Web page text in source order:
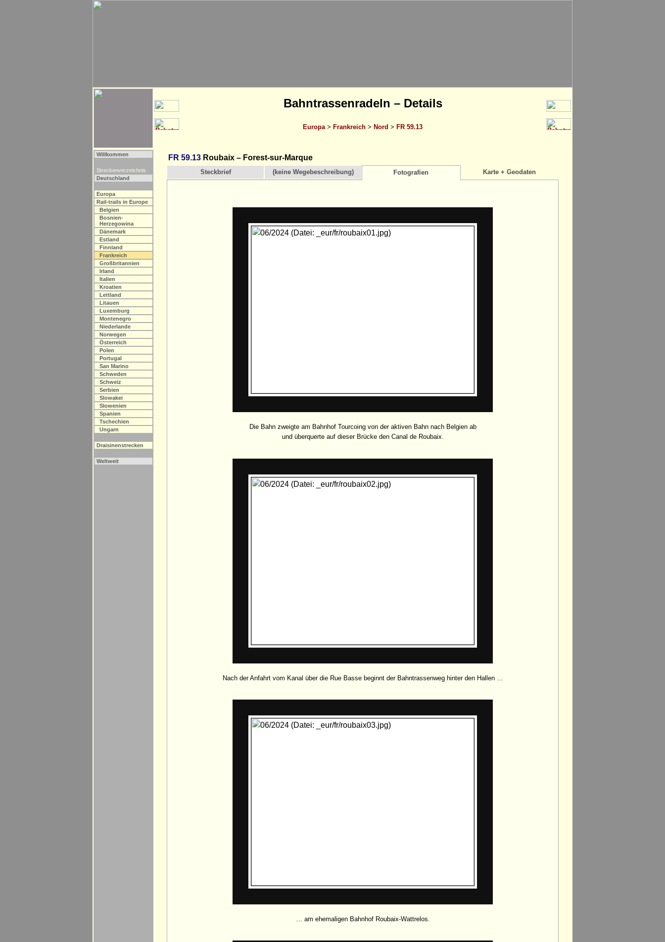
Bahntrassenradeln – Details
Europa > Frankreich > Nord > FR 59.13
Willkommen
Streckenverzeichnis
Deutschland
Europa
Rail-trails in Europe
Belgien
Bosnien-
Herzegowina
Dänemark
Estland
Finnland
Frankreich
Großbritannien
Irland
Italien
Kroatien
Lettland
Litauen
Luxemburg
Montenegro
Niederlande
Norwegen
Österreich
Polen
Portugal
San Marino
Schweden
Schweiz
Serbien
Slowakei
Slowenien
Spanien
Tschechien
Ungarn
Draisinenstrecken
Weltweit
FR 59.13 Roubaix – Forest-sur-Marque
Steckbrief (keine Wegebeschreibung) Fotografien Karte + Geodaten
Die Bahn zweigte am Bahnhof Tourcoing von der aktiven Bahn nach Belgien ab
und überquerte auf dieser Brücke den Canal de Roubaix.
Nach der Anfahrt vom Kanal über die Rue Basse beginnt der Bahntrassenweg hinter den Hallen …
… am ehemaligen Bahnhof Roubaix-Wattrelos.